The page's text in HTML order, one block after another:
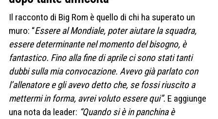
Il racconto di Big Rom è quello di chi ha superato un
muro: “Essere al Mondiale, poter aiutare la squadra,
essere determinante nel momento del bisogno, è
fantastico. Fino alla fine di aprile ci sono stati tanti
dubbi sulla mia convocazione. Avevo già parlato con
l’allenatore e gli avevo detto che, se fossi riuscito a
mettermi in forma, avrei voluto essere qui”. E aggiunge
una nota da leader: “Quando si è in panchina è